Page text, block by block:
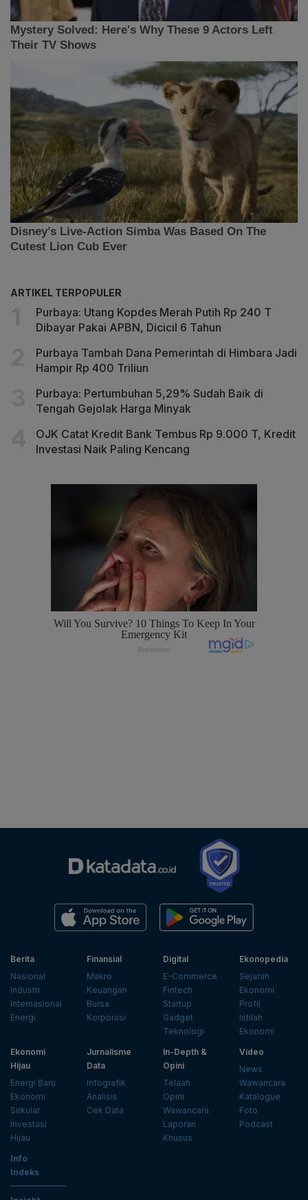
ARTIKEL TERPOPULER
Purbaya: Utang Kopdes Merah Putih Rp 240 T
Dibayar Pakai APBN, Dicicil 6 Tahun
Purbaya Tambah Dana Pemerintah di Himbara Jadi
Hampir Rp 400 Triliun
Purbaya: Pertumbuhan 5,29% Sudah Baik di
Tengah Gejolak Harga Minyak
OJK Catat Kredit Bank Tembus Rp 9.000 T, Kredit
Investasi Naik Paling Kencang
Berita
Nasional
Industri
Internasional
Energi
Finansial
Makro
Keuangan
Bursa
Korporasi
Digital
E-Commerce
Fintech
Startup
Gadget
Teknologi
Ekonopedia
Sejarah
Ekonomi
Profil
Istilah
Ekonomi
Ekonomi
Hijau
Energi Baru
Ekonomi
Sirkular
Investasi
Hijau
Jurnalisme
Data
Infografik
Analisis
Cek Data
In-Depth &
Opini
Telaah
Opini
Wawancara
Laporan
Khusus
Video
News
Wawancara
Katalogue
Foto
Podcast
Info
Indeks